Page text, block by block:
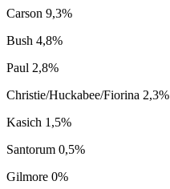
Carson 9,3%
Bush 4,8%
Paul 2,8%
Christie/Huckabee/Fiorina 2,3%
Kasich 1,5%
Santorum 0,5%
Gilmore 0%